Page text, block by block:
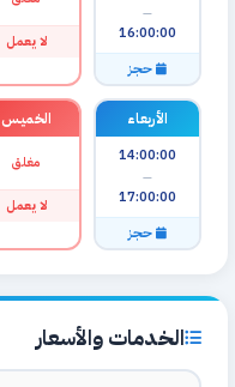
—
16:00:00
حجز
لا يعمل
الأربعاء
14:00:00
—
17:00:00
حجز
الخميس
مغلق
لا يعمل
الخدمات والأسعار